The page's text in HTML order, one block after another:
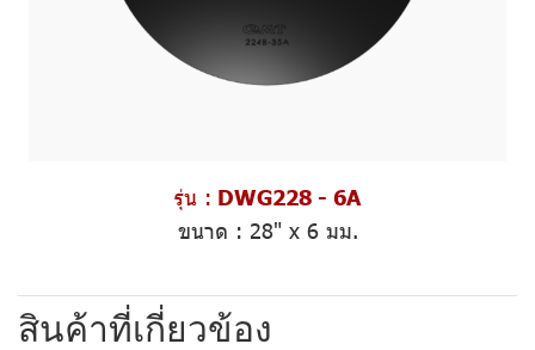
รุ่น : DWG228 - 6A
ขนาด : 28" x 6 มม.
สินค้าที่เกี่ยวข้อง